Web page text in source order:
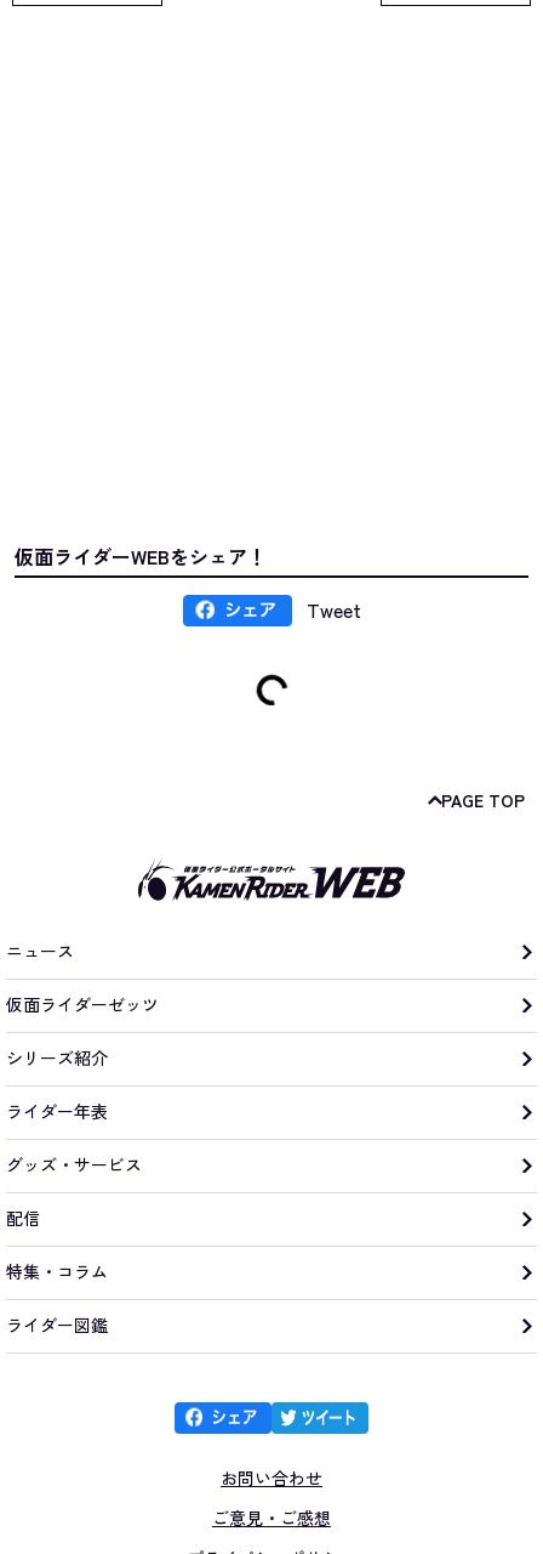
仮面ライダーWEBをシェア！
Tweet
PAGE TOP
ニュース
仮面ライダーゼッツ
シリーズ紹介
ライダー年表
グッズ・サービス
配信
特集・コラム
ライダー図鑑
お問い合わせ
ご意見・ご感想